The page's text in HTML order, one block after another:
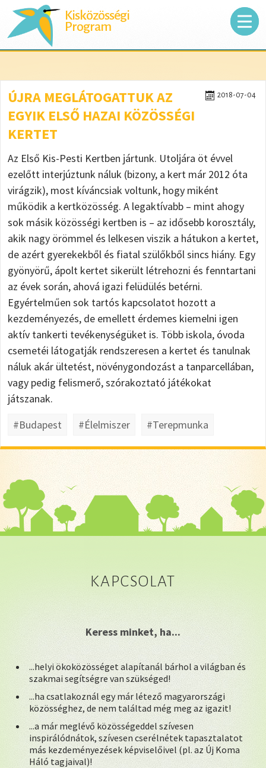
Kisközösségi
Program
2018-07-04
ÚJRA MEGLÁTOGATTUK AZ
EGYIK ELSŐ HAZAI KÖZÖSSÉGI
KERTET
Az Első Kis-Pesti Kertben jártunk. Utoljára öt évvel
ezelőtt interjúztunk náluk (bizony, a kert már 2012 óta
virágzik), most kíváncsiak voltunk, hogy miként
működik a kertközösség. A legaktívabb – mint ahogy
sok másik közösségi kertben is – az idősebb korosztály,
akik nagy örömmel és lelkesen viszik a hátukon a kertet,
de azért gyerekekből és fiatal szülőkből sincs hiány. Egy
gyönyörű, ápolt kertet sikerült létrehozni és fenntartani
az évek során, ahová igazi felüdülés betérni.
Egyértelműen sok tartós kapcsolatot hozott a
kezdeményezés, de emellett érdemes kiemelni igen
aktív tankerti tevékenységüket is. Több iskola, óvoda
csemetéi látogatják rendszeresen a kertet és tanulnak
náluk akár ültetést, növénygondozást a tanparcellában,
vagy pedig felismerő, szórakoztató játékokat
játszanak.
#Budapest
#Élelmiszer #Terepmunka
KAPCSOLAT
Keress minket, ha...
...helyi ökoközösséget alapítanál bárhol a világban és
szakmai segítségre van szükséged!
...ha csatlakoznál egy már létező magyarországi
közösséghez, de nem találtad még meg az igazit!
...a már meglévő közösségeddel szívesen
inspirálódnátok, szívesen cserélnétek tapasztalatot
más kezdeményezések képviselőivel (pl. az Új Koma
Háló tagjaival)!